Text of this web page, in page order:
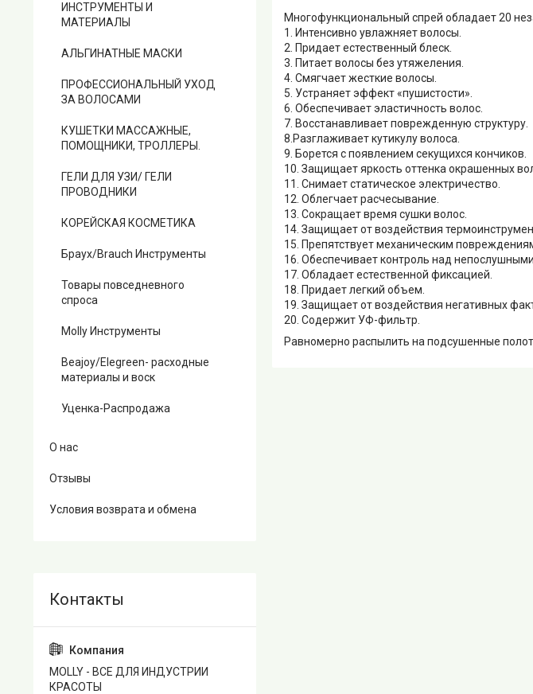
Многофункциональный спрей обладает 20
1. Интенсивно увлажняет волосы.
2. Придает естественный блеск.
3. Питает волосы без утяжеления.
4. Смягчает жесткие волосы.
5. Устраняет эффект «пушистости».
6. Обеспечивает эластичность волос.
7. Восстанавливает поврежденную структуру.
8.Разглаживает кутикулу волоса.
9. Борется с появлением секущихся кончиков.
10. Защищает яркость оттенка окрашенных
11. Снимает статическое электричество.
12. Облегчает расчесывание.
13. Сокращает время сушки волос.
14. Защищает от воздействия
15. Препятствует механическим
16. Обеспечивает контроль над
17. Обладает естественной фиксацией.
18. Придает легкий объем.
19. Защищает от воздействия негативных
20. Содержит УФ-фильтр.
Равномерно распылить на подсушенные
ИНСТРУМЕНТЫ И
МАТЕРИАЛЫ
АЛЬГИНАТНЫЕ МАСКИ
ПРОФЕССИОНАЛЬНЫЙ УХОД
ЗА ВОЛОСАМИ
КУШЕТКИ МАССАЖНЫЕ,
ПОМОЩНИКИ, ТРОЛЛЕРЫ.
ГЕЛИ ДЛЯ УЗИ/ ГЕЛИ
ПРОВОДНИКИ
КОРЕЙСКАЯ КОСМЕТИКА
Браух/Brauch Инструменты
Товары повседневного
спроса
Molly Инструменты
Beajoy/Elegreen- расходные
материалы и воск
Уценка-Распродажа
О нас
Отзывы
Условия возврата и обмена
MOLLY - ВСЕ ДЛЯ ИНДУСТРИИ
КРАСОТЫ